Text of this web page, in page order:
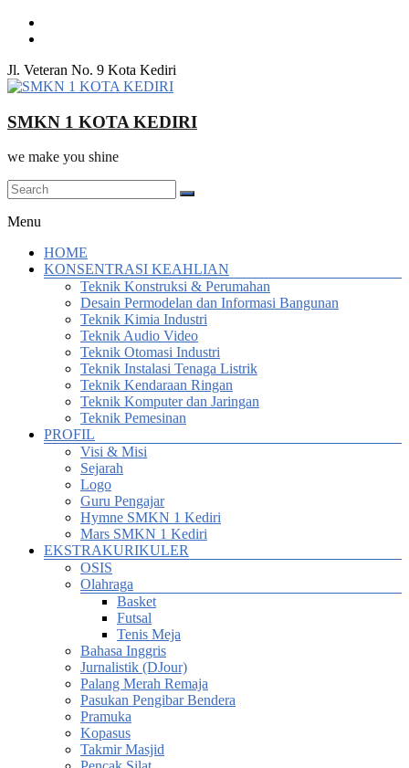
Skip
Jl. Veteran No. 9 Kota Kediri
SMKN 1 KOTA KEDIRI
we make you shine
Menu
HOME
KONSENTRASI KEAHLIAN
Teknik Konstruksi & Perumahan
Desain Permodelan dan Informasi Bangunan
Teknik Kimia Industri
Teknik Audio Video
Teknik Otomasi Industri
Teknik Instalasi Tenaga Listrik
Teknik Kendaraan Ringan
Teknik Komputer dan Jaringan
Teknik Pemesinan
PROFIL
Visi & Misi
Sejarah
Logo
Guru Pengajar
Hymne SMKN 1 Kediri
Mars SMKN 1 Kediri
EKSTRAKURIKULER
OSIS
Olahraga
Basket
Futsal
Tenis Meja
Bahasa Inggris
Jurnalistik (DJour)
Palang Merah Remaja
Pasukan Pengibar Bendera
Pramuka
Kopasus
Takmir Masjid